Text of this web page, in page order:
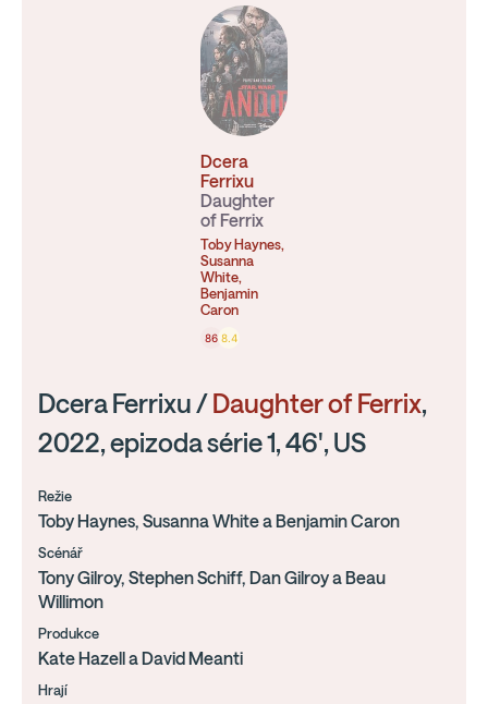
Dcera
Ferrixu
Daughter
of Ferrix
Toby Haynes,
Susanna
White,
Benjamin
Caron
86 8.4
Dcera Ferrixu / Daughter of Ferrix,
2022, epizoda série 1, 46', US
Režie
Toby Haynes, Susanna White a Benjamin Caron
Scénář
Tony Gilroy, Stephen Schiff, Dan Gilroy a Beau
Willimon
Produkce
Kate Hazell a David Meanti
Hrají